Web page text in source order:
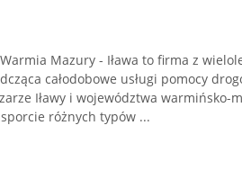
Mazury - Iława to firma z
całodobowe usługi pomocy
Iławy i województwa warmińsko-
różnych typów ...